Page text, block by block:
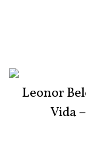
Leonor
Vida